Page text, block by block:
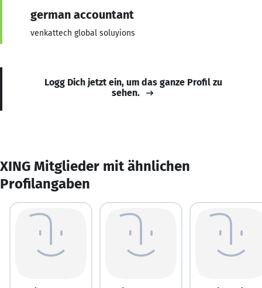
german accountant
venkattech global soluyions
Logg Dich jetzt ein, um das ganze Profil zu
sehen.
XING Mitglieder mit ähnlichen
Profilangaben